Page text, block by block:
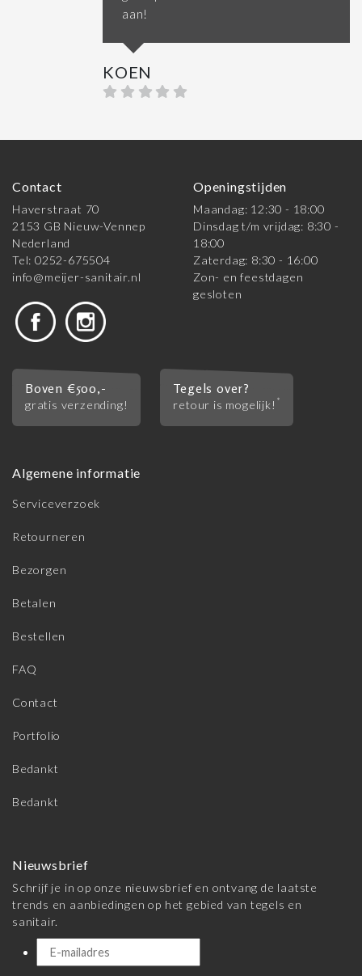
aan!
KOEN
Contact
Haverstraat 70
2153 GB Nieuw-Vennep
Nederland
Tel: 0252-675504
info@meijer-sanitair.nl
Openingstijden
Maandag: 12:30 - 18:00
Dinsdag t/m vrijdag: 8:30 -
18:00
Zaterdag: 8:30 - 16:00
Zon- en feestdagen
gesloten
Boven €500,-
gratis verzending!
Tegels over?
retour is mogelijk! *
Algemene informatie
Serviceverzoek
Retourneren
Bezorgen
Betalen
Bestellen
FAQ
Contact
Portfolio
Bedankt
Bedankt
Nieuwsbrief
Schrijf je in op onze nieuwsbrief en ontvang de laatste
trends en aanbiedingen op het gebied van tegels en
sanitair.